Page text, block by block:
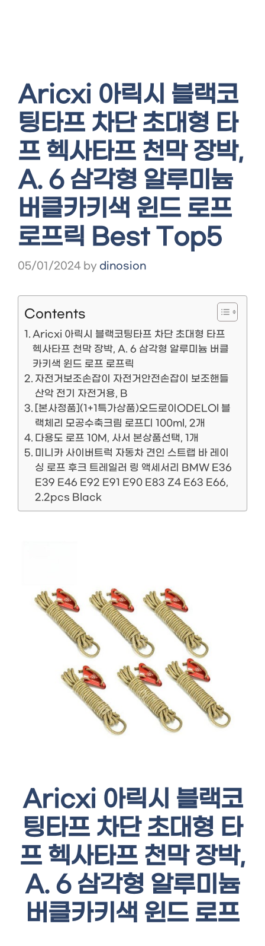
Aricxi 아릭시 블랙코
팅타프 차단 초대형 타
프 헥사타프 천막 장박,
A. 6 삼각형 알루미늄
버클카키색 윈드 로프
로프릭 Best Top5
05/01/2024 by dinosion
Contents
Aricxi 아릭시 블랙코팅타프 차단 초대형 타프
헥사타프 천막 장박, A. 6 삼각형 알루미늄 버클
카키색 윈드 로프 로프릭
자전거보조손잡이 자전거안전손잡이 보조핸들
산악 전기 자전거용, B
[본사정품](1+1특가상품)오드로이ODELOl 블
랙체리 모공수축크림 로프디 100ml, 2개
다용도 로프 10M, 사서 본상품선택, 1개
미니카 사이버트럭 자동차 견인 스트랩 바 레이
싱 로프 후크 트레일러 링 액세서리 BMW E36
E39 E46 E92 E91 E90 E83 Z4 E63 E66,
2.2pcs Black
Aricxi 아릭시 블랙코
팅타프 차단 초대형 타
프 헥사타프 천막 장박,
A. 6 삼각형 알루미늄
버클카키색 윈드 로프